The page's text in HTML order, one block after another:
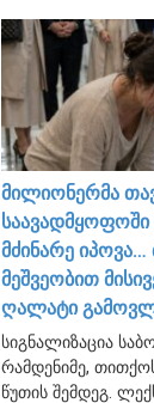
მილიონერმა
საავადმყოფოში
მძინარე
მეშვეობით
ღალატი
სიგნალიზაცია
რამდენიმე,
წუთის შემდეგ.